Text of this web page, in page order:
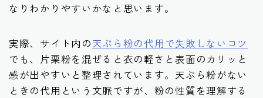
なりわかりやすいかなと思います。
実際、サイト内の天ぷら粉の代用で失敗しないコツ
でも、片栗粉を混ぜると衣の軽さと表面のカリッと
感が出やすいと整理されています。天ぷら粉がない
ときの代用という文脈ですが、粉の性質を理解する